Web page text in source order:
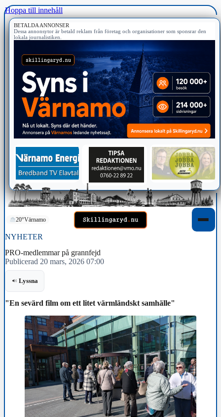
Hoppa till innehåll
BETALDA ANNONSER
Dessa annonsytor är betald reklam från företag och organisationer som sponsrar den
lokala journalistiken.
20°Värnamo
NYHETER
PRO-medlemmar på grannfejd
Publicerad 20 mars, 2026 07:00
Lyssna
"En sevärd film om ett litet värmländskt samhälle"